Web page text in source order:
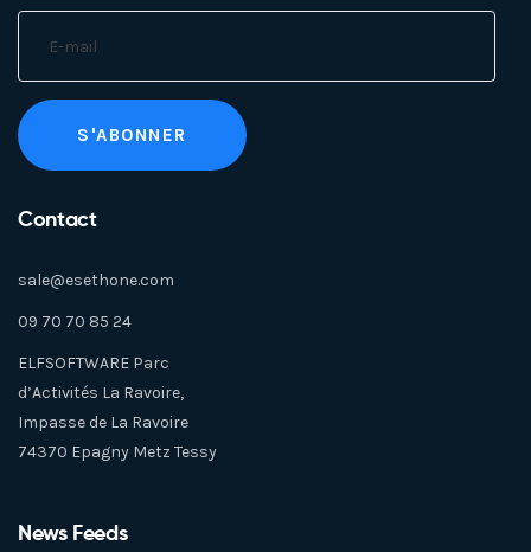
Contact
sale@esethone.com
09 70 70 85 24
ELFSOFTWARE Parc
d’Activités La Ravoire,
Impasse de La Ravoire
74370 Epagny Metz Tessy
News Feeds